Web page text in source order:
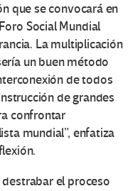
que se convocará en
Social Mundial
La multiplicación
un buen método
de todos
de grandes
confrontar
mundial”, enfatiza
el proceso